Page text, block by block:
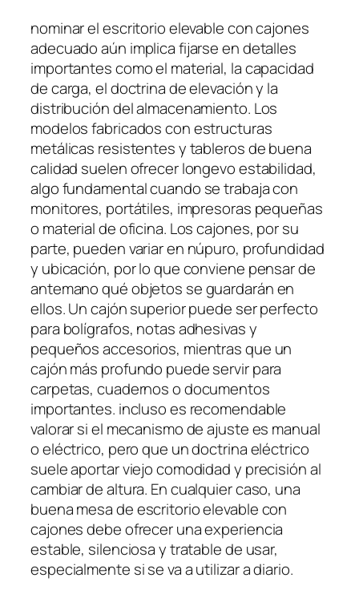
nominar el escritorio elevable con cajones
adecuado aún implica fijarse en detalles
importantes como el material, la capacidad
de carga, el doctrina de elevación y la
distribución del almacenamiento. Los
modelos fabricados con estructuras
metálicas resistentes y tableros de buena
calidad suelen ofrecer longevo estabilidad,
algo fundamental cuando se trabaja con
monitores, portátiles, impresoras pequeñas
o material de oficina. Los cajones, por su
parte, pueden variar en núpuro, profundidad
y ubicación, por lo que conviene pensar de
antemano qué objetos se guardarán en
ellos. Un cajón superior puede ser perfecto
para bolígrafos, notas adhesivas y
pequeños accesorios, mientras que un
cajón más profundo puede servir para
carpetas, cuadernos o documentos
importantes. incluso es recomendable
valorar si el mecanismo de ajuste es manual
o eléctrico, pero que un doctrina eléctrico
suele aportar viejo comodidad y precisión al
cambiar de altura. En cualquier caso, una
buena mesa de escritorio elevable con
cajones debe ofrecer una experiencia
estable, silenciosa y tratable de usar,
especialmente si se va a utilizar a diario.